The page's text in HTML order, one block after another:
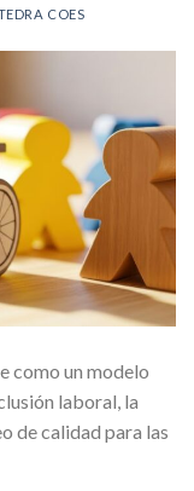
COES
como un modelo
laboral, la
de calidad para las